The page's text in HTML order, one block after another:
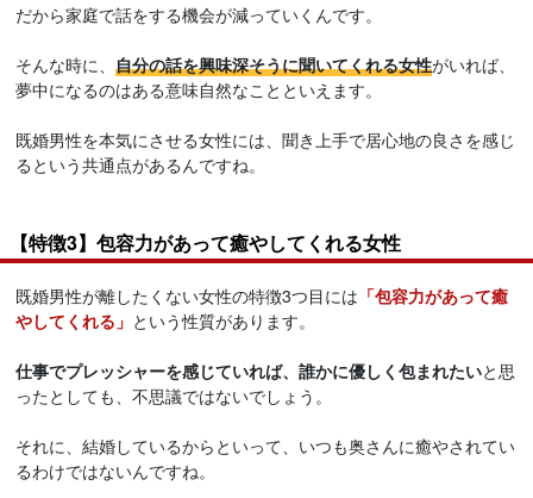
だから家庭で話をする機会が減っていくんです。
そんな時に、自分の話を興味深そうに聞いてくれる女性がいれば、
夢中になるのはある意味自然なことといえます。
既婚男性を本気にさせる女性には、聞き上手で居心地の良さを感じ
るという共通点があるんですね。
【特徴3】包容力があって癒やしてくれる女性
既婚男性が離したくない女性の特徴3つ目には 「包容力があって癒
やしてくれる」 という性質があります。
仕事でプレッシャーを感じていれば、誰かに優しく包まれたいと思
ったとしても、不思議ではないでしょう。
それに、結婚しているからといって、いつも奥さんに癒やされてい
るわけではないんですね。